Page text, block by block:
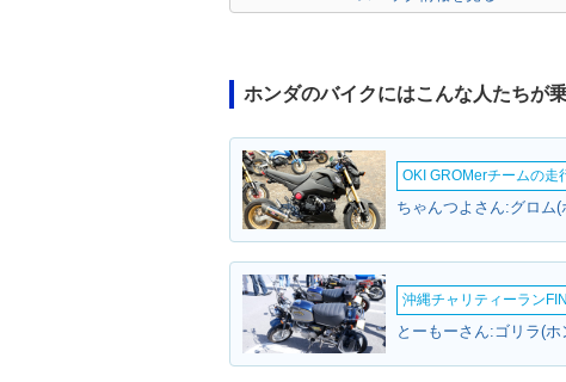
ホンダのバイクにはこんな人たちが
OKI GROMerチームの走
ちゃんつよさん:グロム(
沖縄チャリティーラン
とーもーさん:ゴリラ(ホ